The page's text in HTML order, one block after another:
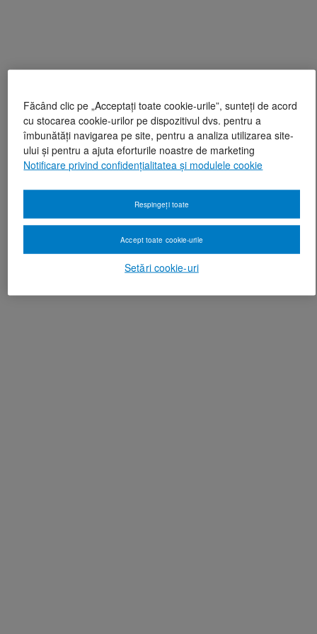
Făcând clic pe „Acceptați toate cookie-urile”, sunteți de acord
cu stocarea cookie-urilor pe dispozitivul dvs. pentru a
îmbunătăți navigarea pe site, pentru a analiza utilizarea site-
ului și pentru a ajuta eforturile noastre de marketing
Notificare privind confidențialitatea și modulele cookie
Setări cookie-uri
Respingeți toate
Accept toate cookie-urile